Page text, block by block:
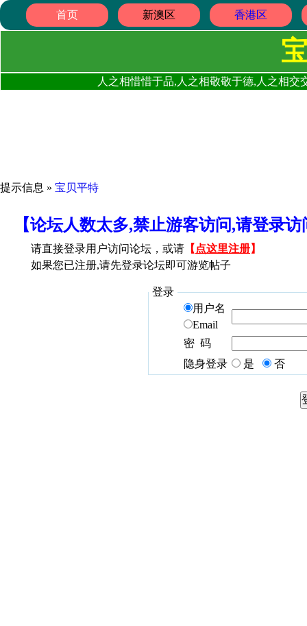
首页 新澳区 香港区
人之相惜惜于品,人之相敬敬于德,人之相
提示信息 » 宝贝平特
【论坛人数太多,禁止游客访问,请登录
请直接登录用户访问论坛，或请 【 点这里注册】
如果您已注册,请先登录论坛即可游览帖子
登录
用户名
Email
密 码
隐身登录
是 否